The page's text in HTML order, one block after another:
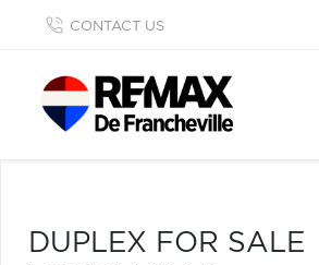
CONTACT US
DUPLEX FOR SALE